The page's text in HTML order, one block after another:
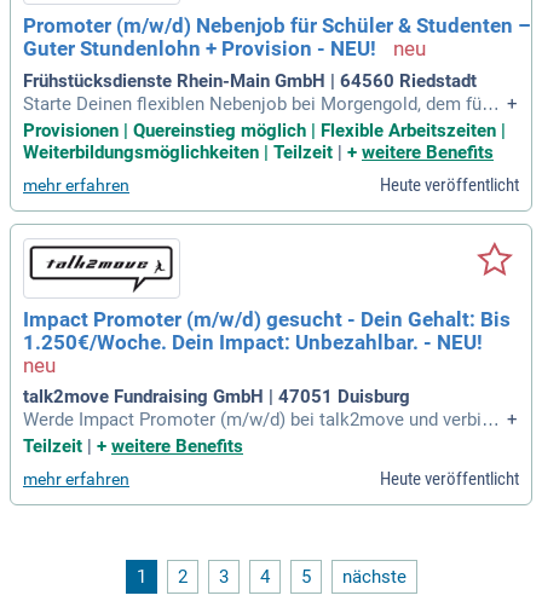
nd interessante Fortbildungsmöglichkeiten runden unser An
gebot ab. Wenn du Spaß am Umgang mit Menschen hast un
d teamfähig bist, dann bewirb dich jetzt!
Promoter (m/w/d) Nebenjob für Schüler & Studenten –
Guter Stundenlohn + Provision - NEU!
Frühstücksdienste Rhein-Main GmbH | 64560 Riedstadt
Starte Deinen flexiblen Nebenjob bei Morgengold, dem führe
nden Frühstücksdienst in Deutschland! Seit über 30 Jahren
bieten wir einen erstklassigen Backwaren-Lieferdienst an. D
u kontaktierst potenzielle Kunden direkt an der Haustür, info
rmierst sie über unseren Service und vereinbarst kostenlose
Probelieferungen. Wir bieten überdurchschnittliche Bezahlun
g von 13,90 € pro Stunde, Erfolgsprämien und attraktive Arb
eitszeiten. Du solltest Freude am Umgang mit Menschen ha
ben und ein Team-Player sein. Werde Teil eines erfolgreiche
n Unternehmens – bewirb Dich jetzt bei Morgengold und pro
fitiere von unserem Mitarbeiterrabatt und den Fortbildungsm
öglichkeiten!
+
Provisionen | Quereinstieg möglich | Flexible Arbeitszeiten |
Weiterbildungsmöglichkeiten | Teilzeit | + weitere Benefits
mehr erfahren Heute veröffentlicht
Impact Promoter (m/w/d) gesucht - Dein Gehalt: Bis
1.250€/Woche. Dein Impact: Unbezahlbar. - NEU!
talk2move Fundraising GmbH | 47051 Duisburg
Werde Impact Promoter (m/w/d) bei talk2move und verbind
e dich mit renommierten NGOs wie WWF und SOS-Kinderdör
nd führst bedeutungsvolle Gespräche, die echten Einfluss s
chaffen. Dein Ziel ist es, das Bewusstsein für drängende Th
nd verwandle Interesse in langfristiges Engagement. Profitie
re von einem starken Team, das euch gegenseitig zu neuen
+
Teilzeit | + weitere Benefits
mehr erfahren Heute veröffentlicht
1 2 3 4 5 nächste